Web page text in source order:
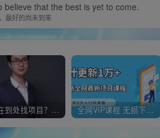
that the best is yet to come.
最好的尚未到来
您还在到处找项目？还在当韭菜？我靠经营“一个小目标网创商城”年入百W+，曾经我也负债累累! 全网VIP课程 无损下载~